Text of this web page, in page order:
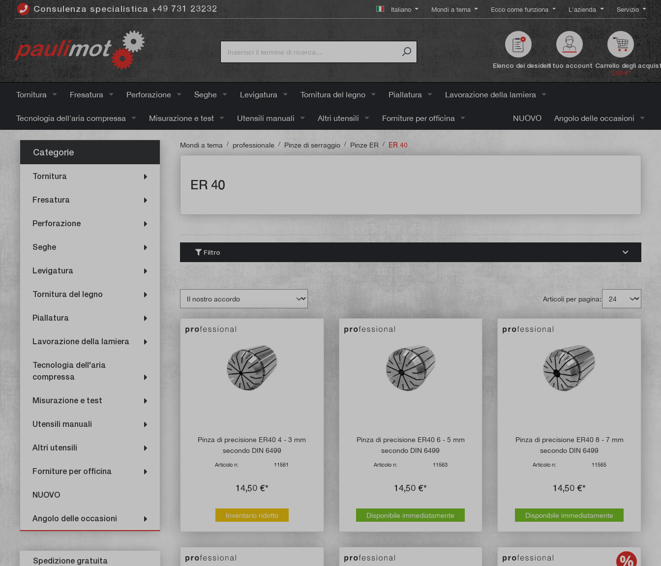
principale
Consulenza specialistica +49 731 23232 Italiano Mondi a tema Ecco come funziona L'azienda Servizio
Elenco dei desideriIl tuo account Carrello degli
0,00 €*
Tornitura Fresatura Perforazione Seghe Levigatura Tornitura del legno Piallatura Lavorazione della lamiera
Tecnologia dell'aria compressa Misurazione e test Utensili manuali Altri utensili Forniture per officina NUOVO Angolo delle occasioni
Categorie
Tornitura
Fresatura
Perforazione
Seghe
Levigatura
Tornitura del legno
Piallatura
Lavorazione della lamiera
Tecnologia dell'aria
compressa
Misurazione e test
Utensili manuali
Altri utensili
Forniture per officina
NUOVO
Angolo delle occasioni
Spedizione gratuita
Mondi a tema / professionale / Pinze di serraggio / Pinze ER / ER 40
ER 40
Filtro
Articoli per pagina:
Pinza di precisione ER40 4 - 3 mm
secondo DIN 6499
Articolo n: 11561
14,50 €*
Inventario ridotto
Pinza di precisione ER40 6 - 5 mm
secondo DIN 6499
Articolo n: 11563
14,50 €*
Disponibile immediatamente
Pinza di precisione ER40 8 - 7 mm
secondo DIN 6499
Articolo n: 11565
14,50 €*
Disponibile immediatamente